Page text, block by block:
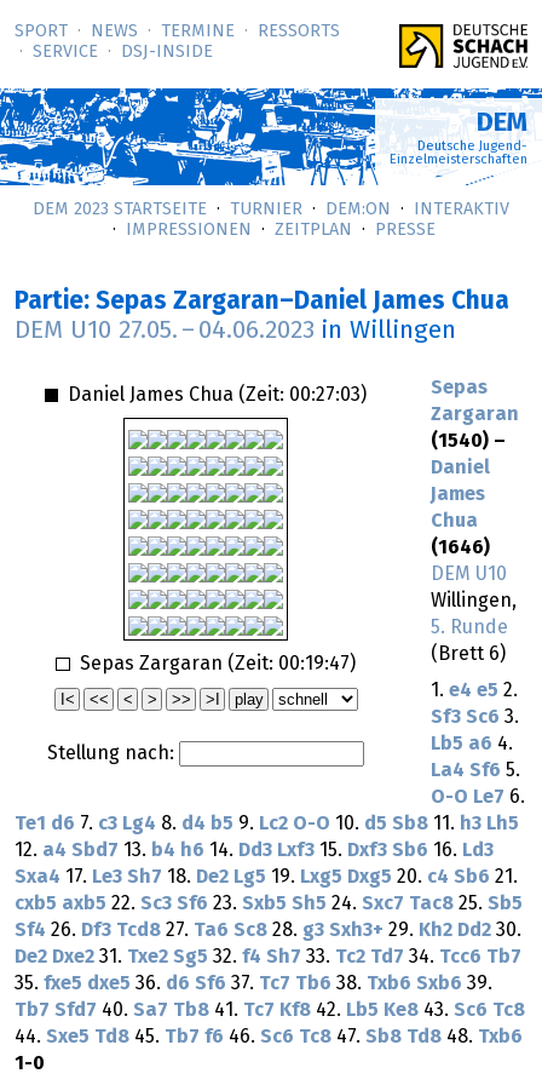
SPORT NEWS TERMINE
RESSORTS
SERVICE
DSJ-­INSIDE
DEM
Deutsche Jugend-
Einzelmeisterschaften
DEM 2023 STARTSEITE TURNIER DEM:ON
INTERAKTIV
IMPRESSIONEN
ZEITPLAN PRESSE
Partie: Sepas Zargaran–Daniel James Chua
DEM U10 27.05. – 04.06.2023 in Willingen
Daniel James Chua (Zeit: 00:27:03)
Sepas Zargaran (Zeit: 00:19:47)
Stellung nach:
Sepas
Zargaran
(1540) –
Daniel
James
Chua
(1646)
DEM U10
Willingen,
5. Runde
(Brett 6)
1. e4 e5 2.
Sf3 Sc6 3.
Lb5 a6 4.
La4 Sf6 5.
O-O Le7 6.
Te1 d6 7. c3 Lg4 8. d4 b5 9. Lc2 O-O 10. d5 Sb8 11. h3 Lh5
12. a4 Sbd7 13. b4 h6 14. Dd3 Lxf3 15. Dxf3 Sb6 16. Ld3
Sxa4 17. Le3 Sh7 18. De2 Lg5 19. Lxg5 Dxg5 20. c4 Sb6 21.
cxb5 axb5 22. Sc3 Sf6 23. Sxb5 Sh5 24. Sxc7 Tac8 25. Sb5
Sf4 26. Df3 Tcd8 27. Ta6 Sc8 28. g3 Sxh3+ 29. Kh2 Dd2 30.
De2 Dxe2 31. Txe2 Sg5 32. f4 Sh7 33. Tc2 Td7 34. Tcc6 Tb7
35. fxe5 dxe5 36. d6 Sf6 37. Tc7 Tb6 38. Txb6 Sxb6 39.
Tb7 Sfd7 40. Sa7 Tb8 41. Tc7 Kf8 42. Lb5 Ke8 43. Sc6 Tc8
44. Sxe5 Td8 45. Tb7 f6 46. Sc6 Tc8 47. Sb8 Td8 48. Txb6
1-0